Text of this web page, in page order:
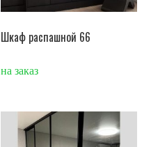
Шкаф распашной 66
на заказ